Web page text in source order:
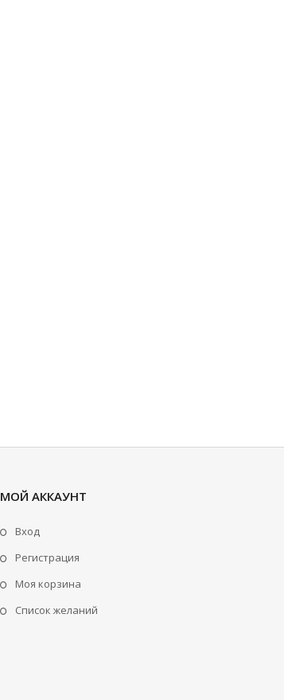
МОЙ АККАУНТ
Вход
Регистрация
Моя корзина
Cписок желаний